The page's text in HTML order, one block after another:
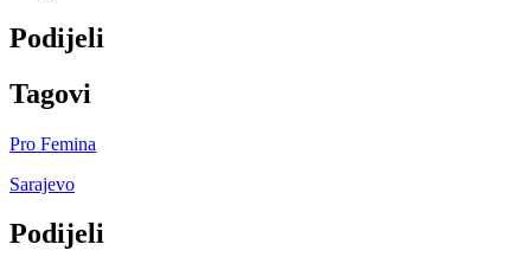
Podijeli
Tagovi
Pro Femina
Sarajevo
Podijeli